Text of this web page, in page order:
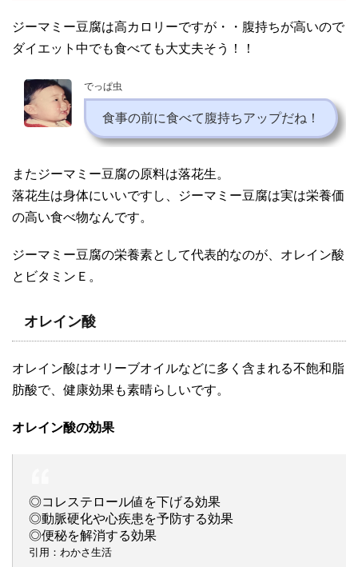
ジーマミー豆腐は高カロリーですが・・腹持ちが高いので
ダイエット中でも食べても大丈夫そう！！
でっぱ虫
食事の前に食べて腹持ちアップだね！
またジーマミー豆腐の原料は落花生。
落花生は身体にいいですし、ジーマミー豆腐は実は栄養価
の高い食べ物なんです。
ジーマミー豆腐の栄養素として代表的なのが、オレイン酸
とビタミンＥ。
オレイン酸
オレイン酸はオリーブオイルなどに多く含まれる不飽和脂
肪酸で、健康効果も素晴らしいです。
オレイン酸の効果
◎コレステロール値を下げる効果
◎動脈硬化や心疾患を予防する効果
◎便秘を解消する効果
引用：わかさ生活